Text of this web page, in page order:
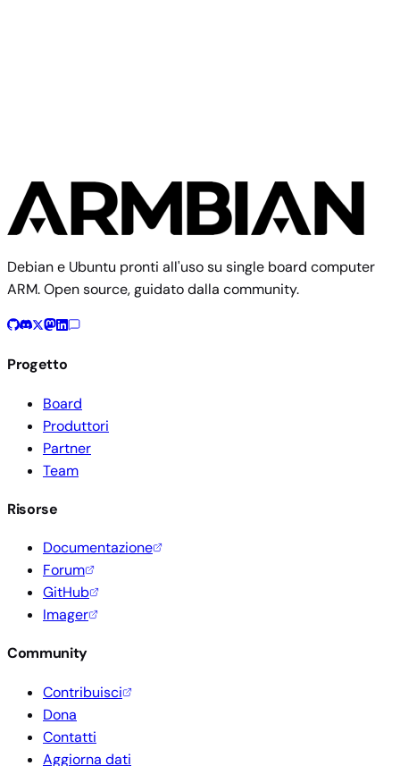
Debian e Ubuntu pronti all'uso su single board computer
ARM. Open source, guidato dalla community.
Progetto
Board
Produttori
Partner
Team
Risorse
Documentazione
Forum
GitHub
Imager
Community
Contribuisci
Dona
Contatti
Aggiorna dati